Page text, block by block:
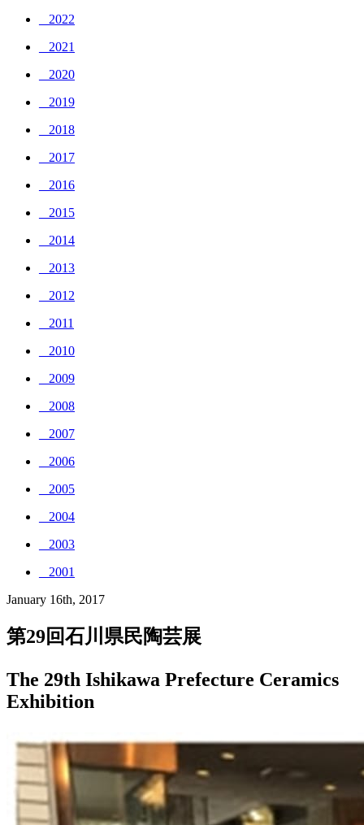
_ 2022
_ 2021
_ 2020
_ 2019
_ 2018
_ 2017
_ 2016
_ 2015
_ 2014
_ 2013
_ 2012
_ 2011
_ 2010
_ 2009
_ 2008
_ 2007
_ 2006
_ 2005
_ 2004
_ 2003
_ 2001
January 16th, 2017
第29回石川県民陶芸展
The 29th Ishikawa Prefecture Ceramics
Exhibition